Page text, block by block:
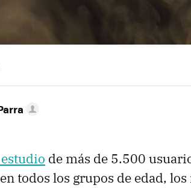
de más de 5.500
todos los grupos de edad,